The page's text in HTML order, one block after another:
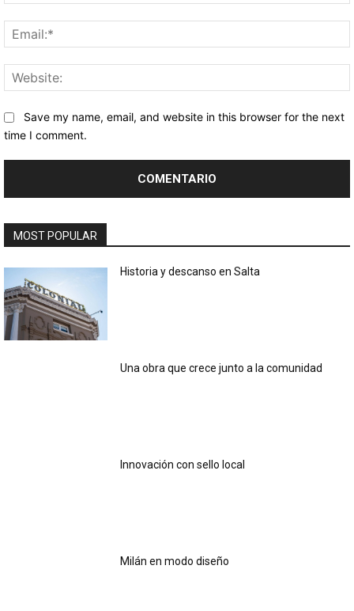
Save my name, email, and website in this browser for the next
time I comment.
MOST POPULAR
Historia y descanso en Salta
Una obra que crece junto a la comunidad
Innovación con sello local
Milán en modo diseño